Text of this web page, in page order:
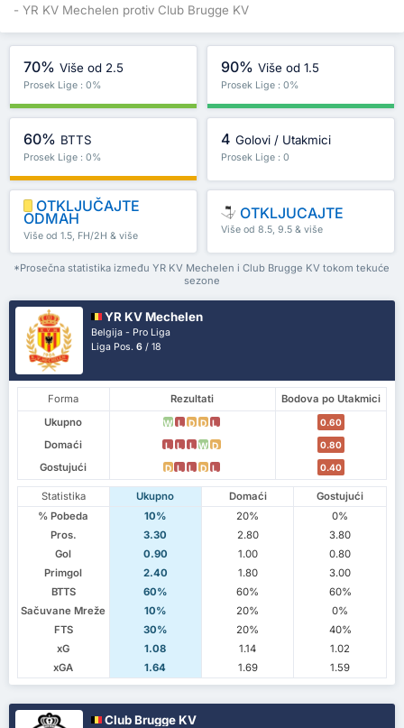
- YR KV Mechelen protiv Club Brugge KV
70% Više od 2.5
Prosek Lige : 0%
90% Više od 1.5
Prosek Lige : 0%
60% BTTS
Prosek Lige : 0%
4 Golovi / Utakmici
Prosek Lige : 0
OTKLJUČAJTE
ODMAH
Više od 1.5, FH/2H & više
OTKLJUCAJTE
Više od 8.5, 9.5 & više
*Prosečna statistika između YR KV Mechelen i Club Brugge KV tokom tekuće
sezone
YR KV Mechelen
Belgija - Pro Liga
Liga Pos.6 / 18
Forma Rezultati
Bodova po Utakmici
Ukupno
W L D D L 0.60
Domaći L L L W D 0.80
Gostujući D L L D L 0.40
Statistika Ukupno Domaći
Gostujući
% Pobeda
10% 20%
0%
Pros.
3.30 2.80
3.80
Gol
0.90 1.00
0.80
Primgol
2.40 1.80
3.00
BTTS
60% 60%
60%
Sačuvane Mreže
10% 20%
0%
FTS
30% 20%
40%
xG
1.08 1.14
1.02
xGA
1.64 1.69 1.59
Club Brugge KV